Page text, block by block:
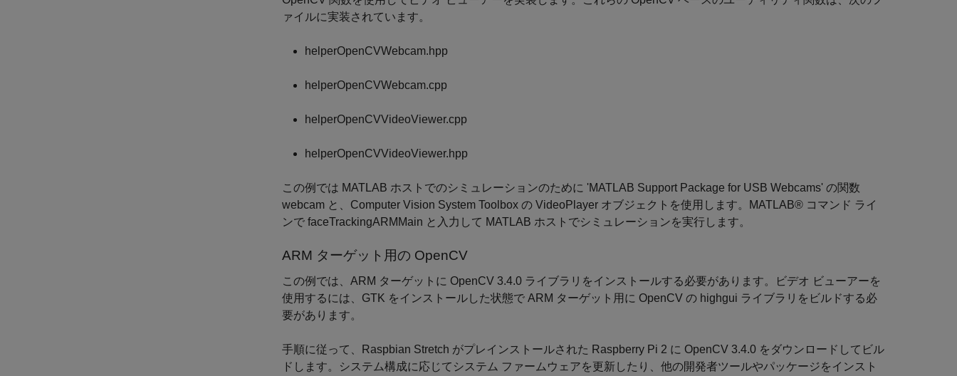
ァイルに実装されています。
helperOpenCVWebcam.hpp
helperOpenCVWebcam.cpp
helperOpenCVVideoViewer.cpp
helperOpenCVVideoViewer.hpp
この例では MATLAB ホストでのシミュレーションのために 'MATLAB Support Package for USB Webcams' の関数
webcam と、Computer Vision System Toolbox の VideoPlayer オブジェクトを使用します。MATLAB® コマンド ライ
ンで faceTrackingARMMain と入力して MATLAB ホストでシミュレーションを実行します。
ARM ターゲット用の OpenCV
この例では、ARM ターゲットに OpenCV 3.4.0 ライブラリをインストールする必要があります。ビデオ ビューアーを
使用するには、GTK をインストールした状態で ARM ターゲット用に OpenCV の highgui ライブラリをビルドする必
要があります。
手順に従って、Raspbian Stretch がプレインストールされた Raspberry Pi 2 に OpenCV 3.4.0 をダウンロードしてビル
ドします。システム構成に応じてシステム ファームウェアを更新したり、他の開発者ツールやパッケージをインスト